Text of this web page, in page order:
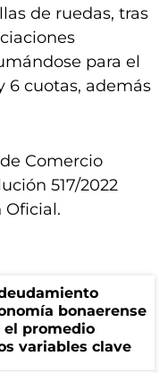
de ruedas, tras
para el
6 cuotas, además
Comercio
517/2022
bonaerense
el promedio
variables clave